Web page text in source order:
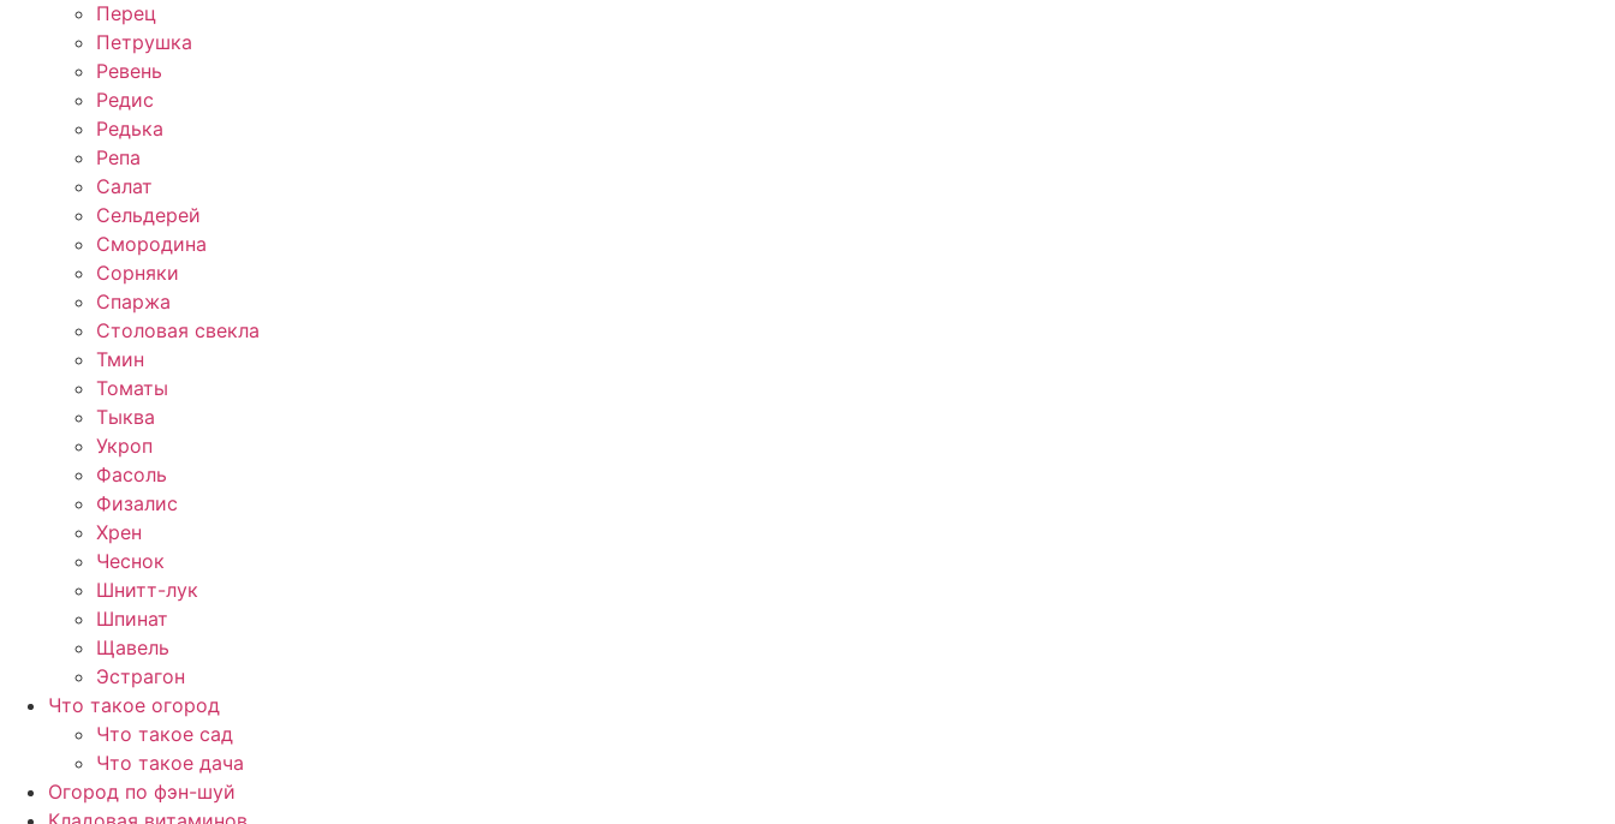
Перец
Петрушка
Ревень
Редис
Редька
Репа
Салат
Сельдерей
Смородина
Сорняки
Спаржа
Столовая свекла
Тмин
Томаты
Тыква
Укроп
Фасоль
Физалис
Хрен
Чеснок
Шнитт-лук
Шпинат
Щавель
Эстрагон
Что такое огород
Что такое сад
Что такое дача
Огород по фэн-шуй